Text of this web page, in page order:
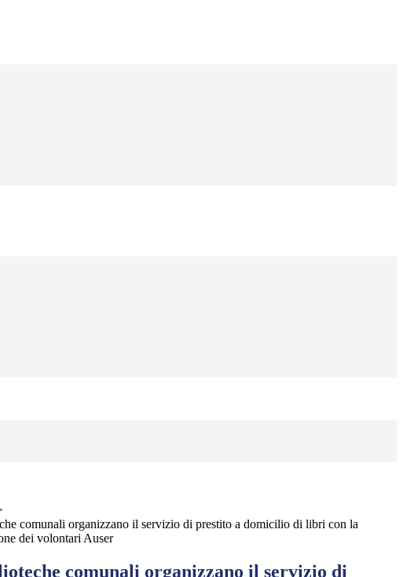
comunali organizzano il servizio di prestito a domicilio di libri con la
dei volontari Auser
comunali organizzano il servizio di